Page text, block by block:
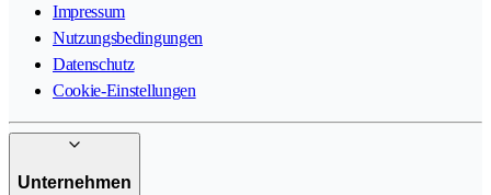
Impressum
Nutzungsbedingungen
Datenschutz
Cookie-Einstellungen
Unternehmen